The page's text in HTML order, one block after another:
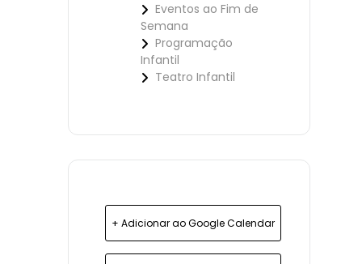
Eventos ao Fim de
Semana
Programação
Infantil
Teatro Infantil
+ Adicionar ao Google Calendar